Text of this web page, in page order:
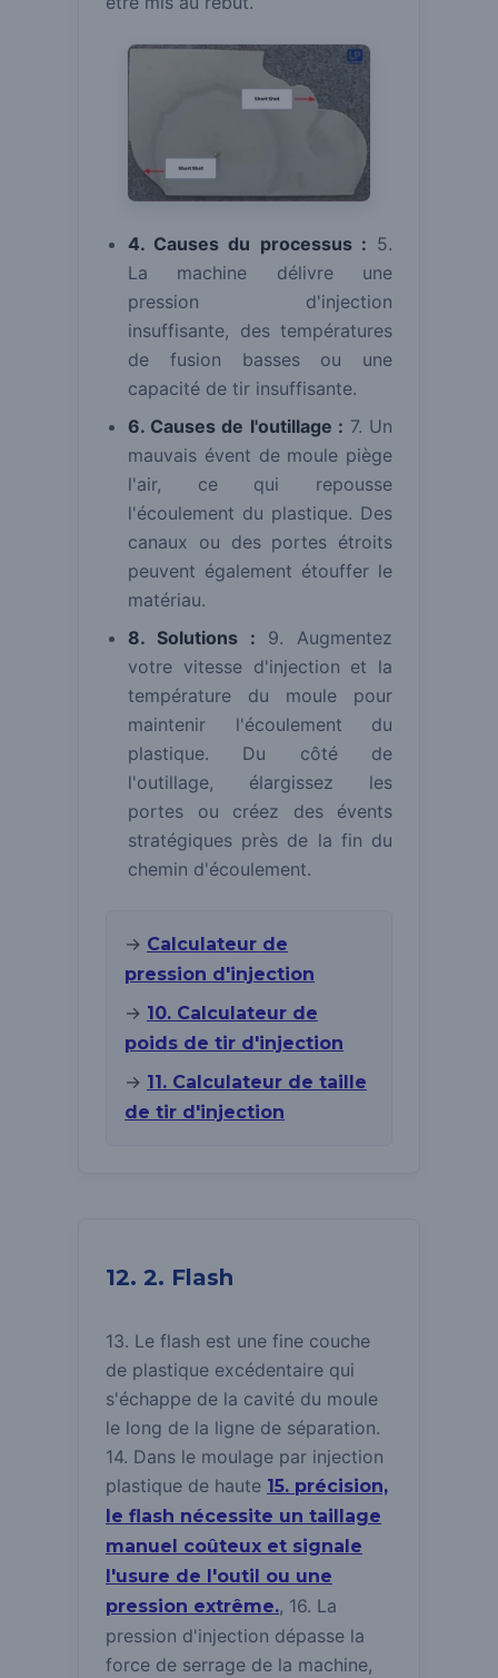
4. Causes du processus : 5.
La machine délivre une
pression d'injection
insuffisante, des températures
de fusion basses ou une
capacité de tir insuffisante.
6. Causes de l'outillage : 7. Un
mauvais évent de moule piège
l'air, ce qui repousse
l'écoulement du plastique. Des
canaux ou des portes étroits
peuvent également étouffer le
matériau.
8. Solutions : 9. Augmentez
votre vitesse d'injection et la
température du moule pour
maintenir l'écoulement du
plastique. Du côté de
l'outillage, élargissez les
portes ou créez des évents
stratégiques près de la fin du
chemin d'écoulement.
→ Calculateur de
pression d'injection
→ 10. Calculateur de
poids de tir d'injection
→ 11. Calculateur de taille
de tir d'injection
12. 2. Flash
13. Le flash est une fine couche
de plastique excédentaire qui
s'échappe de la cavité du moule
le long de la ligne de séparation.
14. Dans le moulage par injection
plastique de haute 15. précision,
le flash nécessite un taillage
manuel coûteux et signale
l'usure de l'outil ou une
pression extrême., 16. La
pression d'injection dépasse la
force de serrage de la machine,